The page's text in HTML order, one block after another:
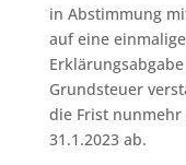
in Abstimmung
auf eine
Grundsteuer
die Frist nunmehr
31.1.2023 ab.